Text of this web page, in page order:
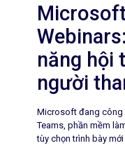
năng hội
người
Microsoft đang công
Teams, phần mềm
tùy chọn trình bày